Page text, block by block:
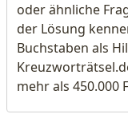
oder ähnliche
der Lösung
Buchstaben als
mehr als 450.000